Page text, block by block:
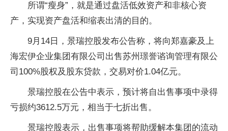
所谓“瘦身”，就是通过盘活低效资产和非核心资
产，实现资产盘活和缩表出清的目的。
9月14日，景瑞控股发布公告称，将向郑嘉豪及上
海宏伊企业集团有限公司出售苏州璟誉谘询管理有限公
司100%股权及股东贷款，交易对价1.04亿元。
景瑞控股在公告中表示，预计将自出售事项中录得
亏损约3612.5万元，相当于七折出售。
景瑞控股表示，出售事项将帮助缓解本集团的流动